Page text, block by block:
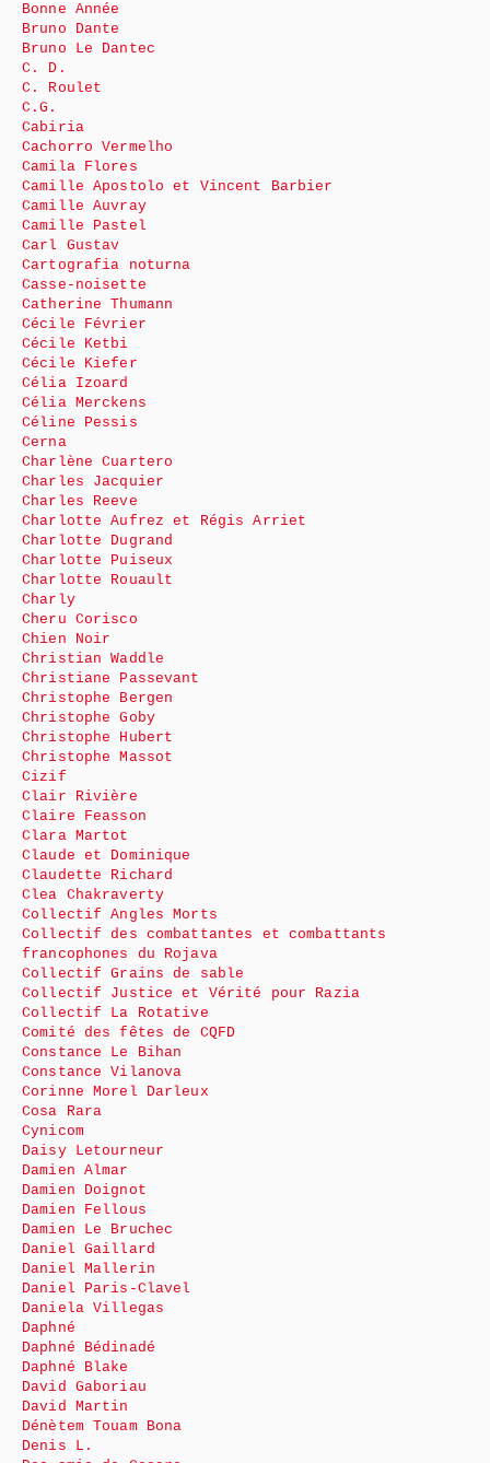
Bonne Année
Bruno Dante
Bruno Le Dantec
C. D.
C. Roulet
C.G.
Cabiria
Cachorro Vermelho
Camila Flores
Camille Apostolo et Vincent Barbier
Camille Auvray
Camille Pastel
Carl Gustav
Cartografia noturna
Casse-noisette
Catherine Thumann
Cécile Février
Cécile Ketbi
Cécile Kiefer
Célia Izoard
Célia Merckens
Céline Pessis
Cerna
Charlène Cuartero
Charles Jacquier
Charles Reeve
Charlotte Aufrez et Régis Arriet
Charlotte Dugrand
Charlotte Puiseux
Charlotte Rouault
Charly
Cheru Corisco
Chien Noir
Christian Waddle
Christiane Passevant
Christophe Bergen
Christophe Goby
Christophe Hubert
Christophe Massot
Cizif
Clair Rivière
Claire Feasson
Clara Martot
Claude et Dominique
Claudette Richard
Clea Chakraverty
Collectif Angles Morts
Collectif des combattantes et combattants
francophones du Rojava
Collectif Grains de sable
Collectif Justice et Vérité pour Razia
Collectif La Rotative
Comité des fêtes de CQFD
Constance Le Bihan
Constance Vilanova
Corinne Morel Darleux
Cosa Rara
Cynicom
Daisy Letourneur
Damien Almar
Damien Doignot
Damien Fellous
Damien Le Bruchec
Daniel Gaillard
Daniel Mallerin
Daniel Paris-Clavel
Daniela Villegas
Daphné
Daphné Bédinadé
Daphné Blake
David Gaboriau
David Martin
Dénètem Touam Bona
Denis L.